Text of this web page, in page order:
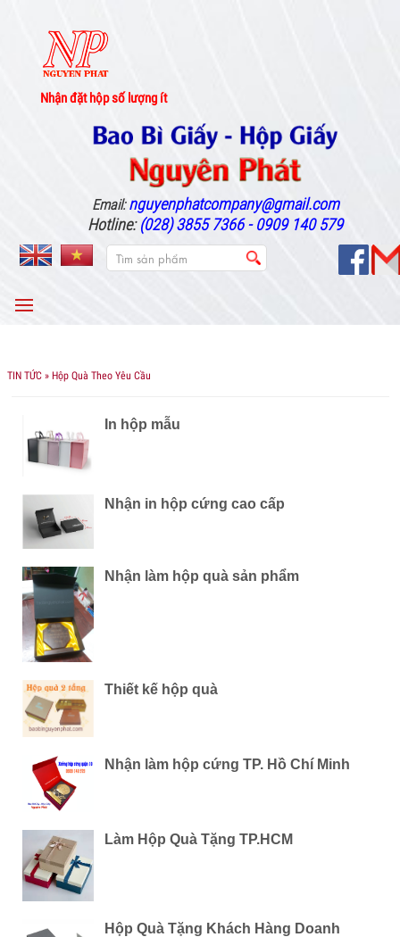
Nhận đặt hộp số lượng ít
Email:nguyenphatcompany@gmail.com
Hotline:(028) 3855 7366 - 0909 140 579
MENU
TIN TỨC » Hộp Quà Theo Yêu Cầu
In hộp mẫu
Nhận in hộp cứng cao cấp
Nhận làm hộp quà sản phẩm
Thiết kế hộp quà
Nhận làm hộp cứng TP. Hồ Chí Minh
Làm Hộp Quà Tặng TP.HCM
Hộp Quà Tặng Khách Hàng Doanh